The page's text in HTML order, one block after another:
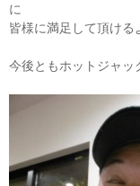
に
皆様に満足して頂ける
今後ともホットジャ